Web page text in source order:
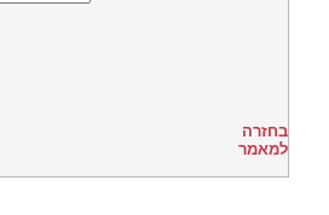
בחזרה
למאמר